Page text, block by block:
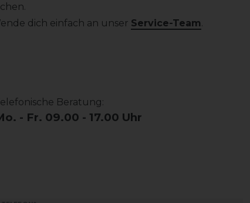
dich einfach an unser Service-Team.
Beratung:
- Fr. 09.00 - 17.00 Uhr